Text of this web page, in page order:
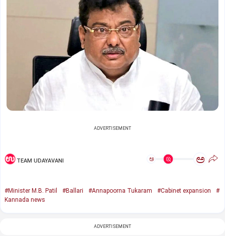
ADVERTISEMENT
TEAM UDAYAVANI ಅ ಅ
#Minister M.B. Patil #Ballari #Annapoorna Tukaram #Cabinet expansion
#
Kannada news
ADVERTISEMENT